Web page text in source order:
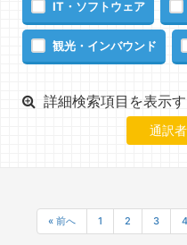
IT・ソフトウェア
観光・インバウンド
詳細検索項目を表示
« 前へ 1 2 3 4